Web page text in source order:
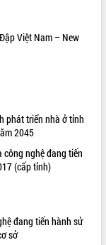
Việt Nam – New
phát triển nhà ở tỉnh
2045
công nghệ đang tiến
(cấp tỉnh)
đang tiến hành sử
sở